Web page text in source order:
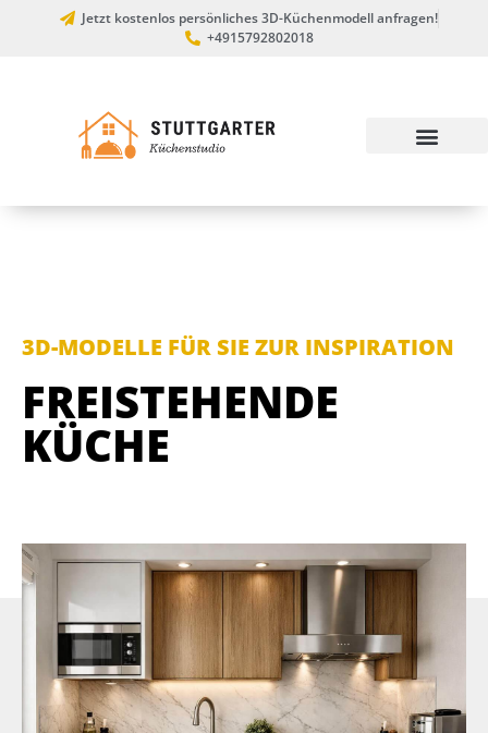
Jetzt kostenlos persönliches 3D-Küchenmodell anfragen!
+4915792802018
3D-MODELLE FÜR SIE ZUR INSPIRATION
FREISTEHENDE
KÜCHE